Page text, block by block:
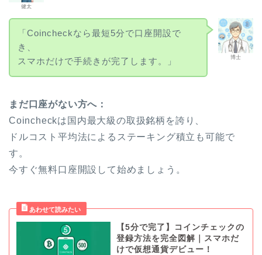
健太
博士
「Coincheckなら最短5分で口座開設で
き、
スマホだけで手続きが完了します。」
まだ口座がない方へ：
Coincheckは国内最大級の取扱銘柄を誇り、
ドルコスト平均法によるステーキング積立も可能で
す。
今すぐ無料口座開設して始めましょう。
【5分で完了】コインチェックの
登録方法を完全図解｜スマホだ
けで仮想通貨デビュー！